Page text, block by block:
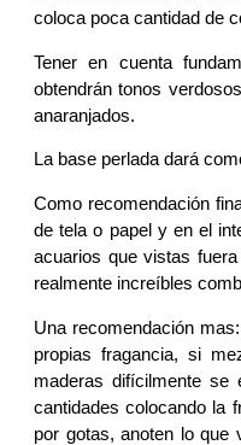
coloca poca cantidad de
Tener en cuenta
obtendrán tonos
anaranjados.
La base perlada dará
Como recomendación
de tela o papel y en el
acuarios que vistas
realmente increíbles
Una recomendación
propias fragancia, si
maderas difícilmente se
cantidades colocando la
por gotas, anoten lo que